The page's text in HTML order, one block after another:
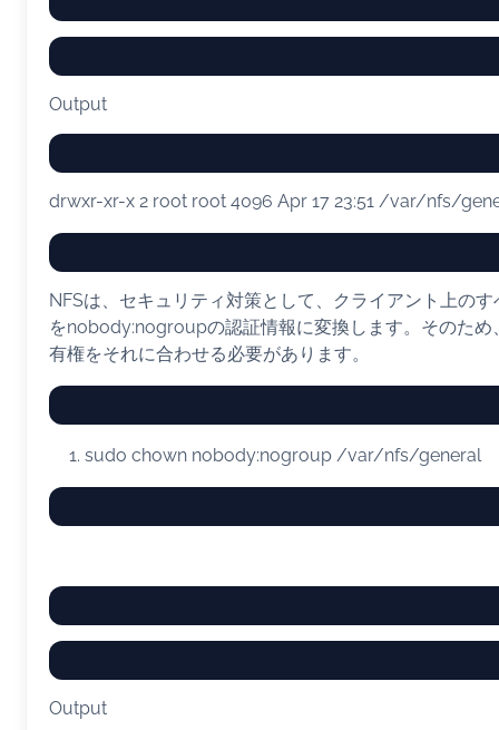
Output
drwxr-xr-x 2 root root 4096 Apr 17 23:51 /var/nfs/
NFSは、セキュリティ対策として、クライアント上の
をnobody:nogroupの認証情報に変換します。そのため
有権をそれに合わせる必要があります。
sudo chown nobody:nogroup /var/nfs/general
Output